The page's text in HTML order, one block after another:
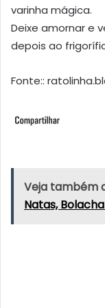
varinha mágica.
Deixe amornar e
depois ao
Fonte::
Veja também
Natas,